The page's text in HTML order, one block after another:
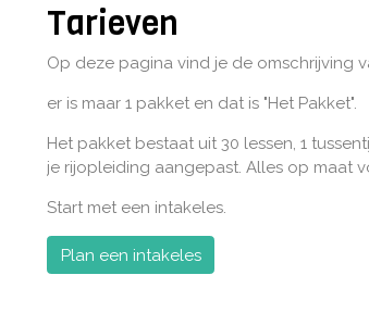
Tarieven
Op deze pagina vind je de omschrijving
er is maar 1 pakket en dat is "Het Pakket".
Het pakket bestaat uit 30 lessen, 1
je rijopleiding aangepast. Alles op maat
Start met een intakeles.
Plan een intakeles